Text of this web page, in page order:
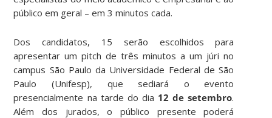
público em geral – em 3 minutos cada.
Dos candidatos, 15 serão escolhidos para
apresentar um pitch de três minutos a um júri no
campus São Paulo da Universidade Federal de São
Paulo (Unifesp), que sediará o evento
presencialmente na tarde do dia 12 de setembro.
Além dos jurados, o público presente poderá